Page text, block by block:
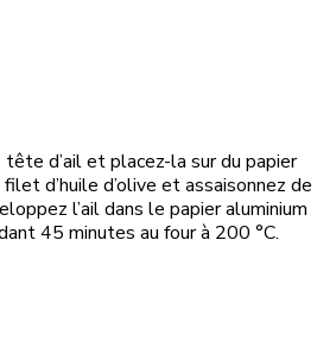
tête d’ail et placez-la sur du papier
d’huile d’olive et assaisonnez de
l’ail dans le papier aluminium
45 minutes au four à 200 °C.